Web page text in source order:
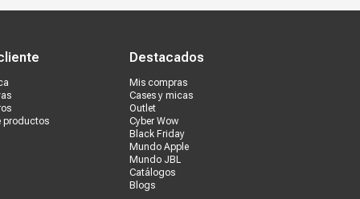
productos
Destacados
Mis compras
Cases y micas
Outlet
Cyber Wow
Black Friday
Mundo Apple
Mundo JBL
Catálogos
Blogs